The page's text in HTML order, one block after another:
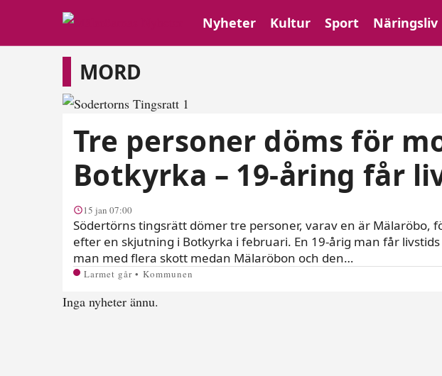
Nyheter Kultur Sport Näringsliv
Mord
MORD
Tre personer döms för
Botkyrka – 19-åring får
15 jan 07:00
Södertörns tingsrätt dömer tre personer, varav en är Mälaröbo,
efter en skjutning i Botkyrka i februari. En 19-årig man får
man med flera skott medan Mälaröbon och den…
Larmet går • Kommunen
Inga nyheter ännu.